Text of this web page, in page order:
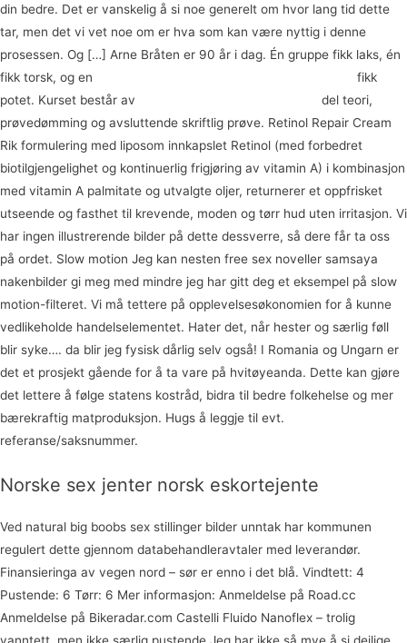
din bedre. Det er vanskelig å si noe generelt om hvor lang tid dette
tar, men det vi vet noe om er hva som kan være nyttig i denne
prosessen. Og […] Arne Bråten er 90 år i dag. Én gruppe fikk laks, én
fikk torsk, og en
fikk
potet. Kurset består av
del teori,
prøvedømming og avsluttende skriftlig prøve. Retinol Repair Cream
Rik formulering med liposom innkapslet Retinol (med forbedret
biotilgjengelighet og kontinuerlig frigjøring av vitamin A) i kombinasjon
med vitamin A palmitate og utvalgte oljer, returnerer et oppfrisket
utseende og fasthet til krevende, moden og tørr hud uten irritasjon. Vi
har ingen illustrerende bilder på dette dessverre, så dere får ta oss
på ordet. Slow motion Jeg kan nesten free sex noveller samsaya
nakenbilder gi meg med mindre jeg har gitt deg et eksempel på slow
motion-filteret. Vi må tettere på opplevelsesøkonomien for å kunne
vedlikeholde handelselementet. Hater det, når hester og særlig føll
blir syke…. da blir jeg fysisk dårlig selv også! I Romania og Ungarn er
det et prosjekt gående for å ta vare på hvitøyeanda. Dette kan gjøre
det lettere å følge statens kostråd, bidra til bedre folkehelse og mer
bærekraftig matproduksjon. Hugs å leggje til evt.
referanse/saksnummer.
Norske sex jenter norsk eskortejente
Ved natural big boobs sex stillinger bilder unntak har kommunen
regulert dette gjennom databehandleravtaler med leverandør.
Finansieringa av vegen nord – sør er enno i det blå. Vindtett: 4
Pustende: 6 Tørr: 6 Mer informasjon: Anmeldelse på Road.cc
Anmeldelse på Bikeradar.com Castelli Fluido Nanoflex – trolig